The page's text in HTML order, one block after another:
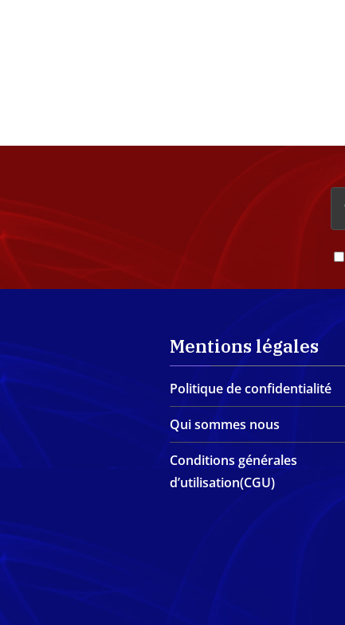
Mentions légales
Politique de confidentialité
Qui sommes nous
Conditions générales
d’utilisation(CGU)